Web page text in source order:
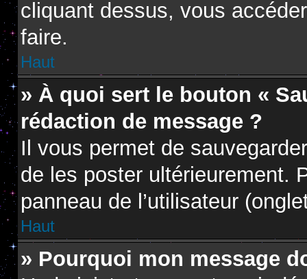
cliquant dessus, vous
faire.
Haut
» À quoi sert le bouton «
rédaction de message ?
Il vous permet de
de les poster ultérieurement.
panneau de l’utilisateur
Haut
» Pourquoi mon message